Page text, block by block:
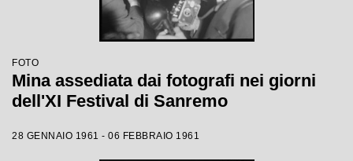
FOTO
Mina assediata dai fotografi nei giorni
dell'XI Festival di Sanremo
28 GENNAIO 1961 - 06 FEBBRAIO 1961